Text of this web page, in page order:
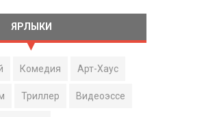
ЯРЛЫКИ
Комедия Арт-Хаус
Триллер Видеоэссе